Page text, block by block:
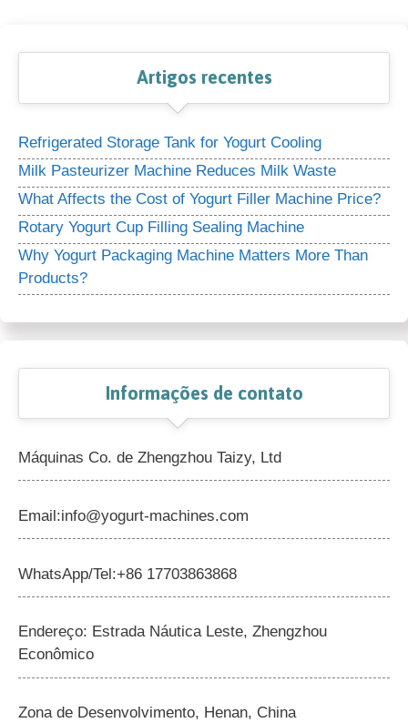
Artigos recentes
Refrigerated Storage Tank for Yogurt Cooling
Milk Pasteurizer Machine Reduces Milk Waste
What Affects the Cost of Yogurt Filler Machine Price?
Rotary Yogurt Cup Filling Sealing Machine
Why Yogurt Packaging Machine Matters More Than
Products?
Informações de contato
Máquinas Co. de Zhengzhou Taizy, Ltd
Email:info@yogurt-machines.com
WhatsApp/Tel:+86 17703863868
Endereço: Estrada Náutica Leste, Zhengzhou
Econômico
Zona de Desenvolvimento, Henan, China